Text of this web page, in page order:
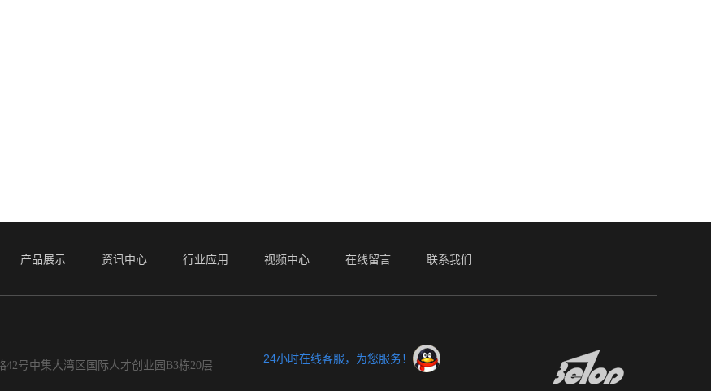
产品展示 资讯中心 行业应用 视频中心 在线留言 联系我们
号中集大湾区国际人才创业园B3栋20层
24小时在线客服，为您服务！